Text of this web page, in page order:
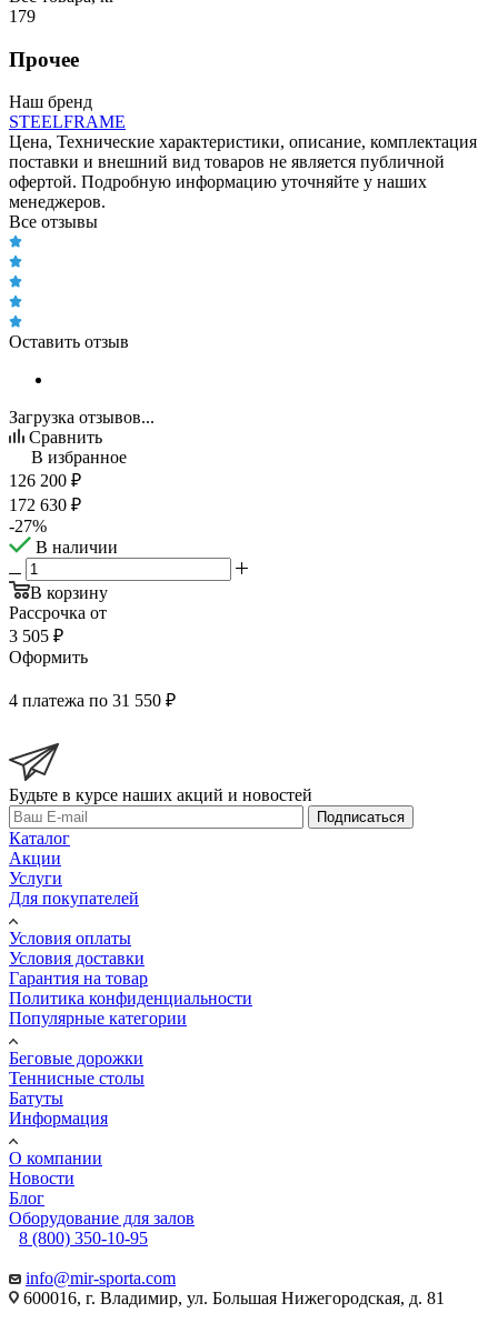
179
Прочее
Наш бренд
STEELFRAME
Цена, Технические характеристики, описание, комплектация
поставки и внешний вид товаров не является публичной
офертой. Подробную информацию уточняйте у наших
менеджеров.
Все отзывы
Оставить отзыв
Загрузка отзывов...
Сравнить
В избранное
126 200 ₽
172 630 ₽
-27%
В наличии
В корзину
Рассрочка от
3 505 ₽
Оформить
4 платежа по 31 550 ₽
Будьте в курсе наших акций и новостей
Подписаться
Каталог
Акции
Услуги
Для покупателей
Условия оплаты
Условия доставки
Гарантия на товар
Политика конфиденциальности
Популярные категории
Беговые дорожки
Теннисные столы
Батуты
Информация
О компании
Новости
Блог
Оборудование для залов
8 (800) 350-10-95
info@mir-sporta.com
600016, г. Владимир, ул. Большая Нижегородская, д. 81